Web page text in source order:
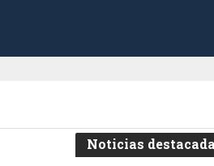
Noticias